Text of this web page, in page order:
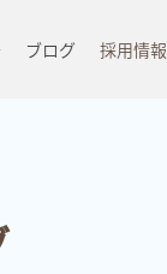
ブログ 採用情報